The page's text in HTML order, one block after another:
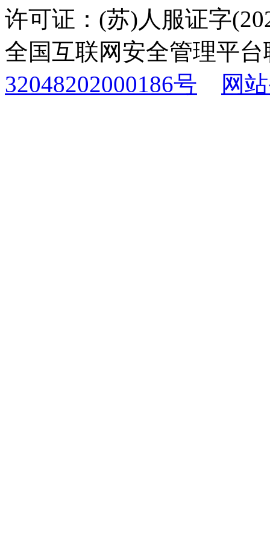
许可证：(苏)人服证字
全国互联网安全管理平
32048202000186号
网